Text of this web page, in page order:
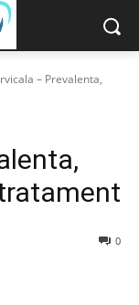
– Prevalenta,
0